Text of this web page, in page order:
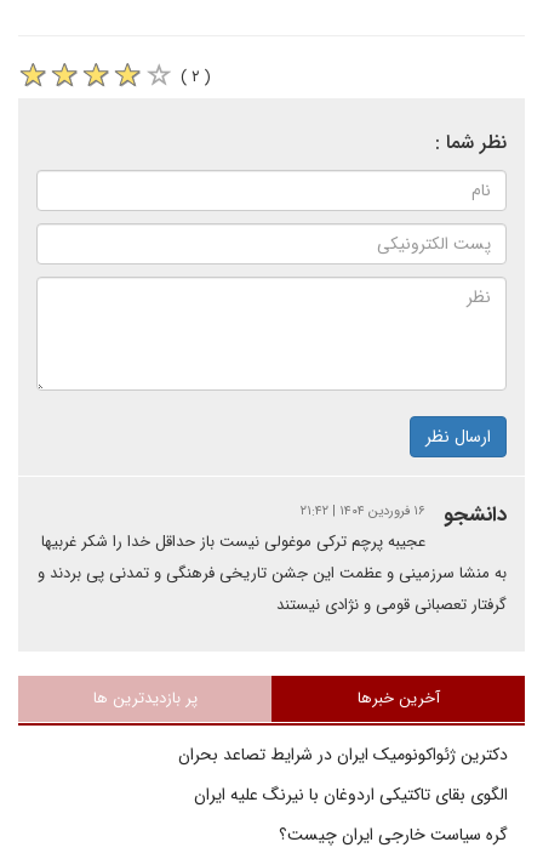
( ۲ )
نظر شما :
ارسال نظر
دانشجو ۱۶ فروردین ۱۴۰۴ | ۲۱:۴۲
عجیبه پرچم ترکی موغولی نیست باز حداقل خدا را شکر غربیها
به منشا سرزمینی و عظمت این جشن تاریخی فرهنگی و تمدنی پی بردند و
گرفتار تعصبانی قومی و نژادی نیستند
آخرین خبرها پر بازدیدترین ها
دکترین ژئواکونومیک ایران در شرایط تصاعد بحران
الگوی بقای تاکتیکی اردوغان با نیرنگ علیه ایران
گره سیاست خارجی ایران چیست؟